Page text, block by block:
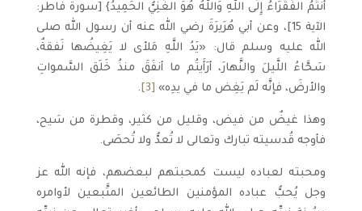
أَنتُمُ الفُقَرَاءُ إِلَى اللَّهِ وَاللَّهُ هُوَ الغَنِيُّ الحَمِيدُ} [سورة فاطر:
الآية 15]، وعن أبي هُرَيرَةَ رضي الله عنه أن رسول الله صلى
الله عليه وسلم قال: «يَدُ اللَّهِ مَلأى لا يَغِيضُها نَفقةٌ،
سَحَّاءُ اللَّيلَ والنَّهارَ، أرَأَيتُم ما أنفَقَ منذُ خَلَق السَّمواتِ
والأرضَ، فإنَّه لَم يَغِض ما في يدِه» [3]
.
وهذا غيضٌ من فيض، وقليل من كثير، وقطرة من سَيح،
فأوجه قُدسيته تبارك وتعالى لا تُعدُّ ولا تُحصَى.
ومحبته لعباده ليست كمحبتهم لبعضهم، فإنه الله عز
وجل يُحبُّ عباده المؤمنين الطائعين المتَّبعين لأوامره